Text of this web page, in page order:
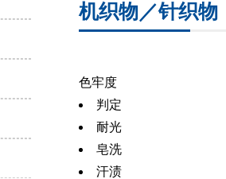
机织物／针织物
色牢度
判定
耐光
皂洗
汗渍